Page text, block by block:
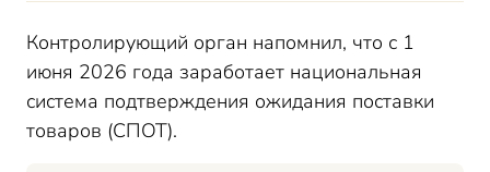
Контролирующий орган напомнил, что с 1
июня 2026 года заработает национальная
система подтверждения ожидания поставки
товаров (СПОТ).